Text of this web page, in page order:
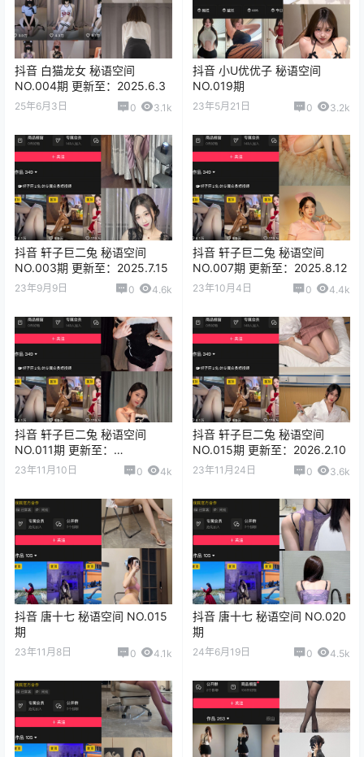
抖音 白猫龙女 秘语空间
NO.004期 更新至：2025.6.3
25年6月3日 0 3.1k
抖音 小U优优子 秘语空间
NO.019期
23年5月21日 0 3.2k
抖音 轩子巨二兔 秘语空间
NO.003期 更新至：2025.7.15
23年9月9日 0 4.6k
抖音 轩子巨二兔 秘语空间
NO.007期 更新至：2025.8.12
23年10月4日 0 4.4k
抖音 轩子巨二兔 秘语空间
NO.011期 更新至：
2025.12.02
23年11月10日 0 4k
抖音 轩子巨二兔 秘语空间
NO.015期 更新至：2026.2.10
23年11月24日 0 3.6k
抖音 唐十七 秘语空间 NO.015
期
23年11月8日 0 4.1k
抖音 唐十七 秘语空间 NO.020
期
24年6月19日 0 4.5k